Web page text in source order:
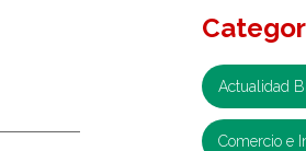
Actualidad
Comercio e